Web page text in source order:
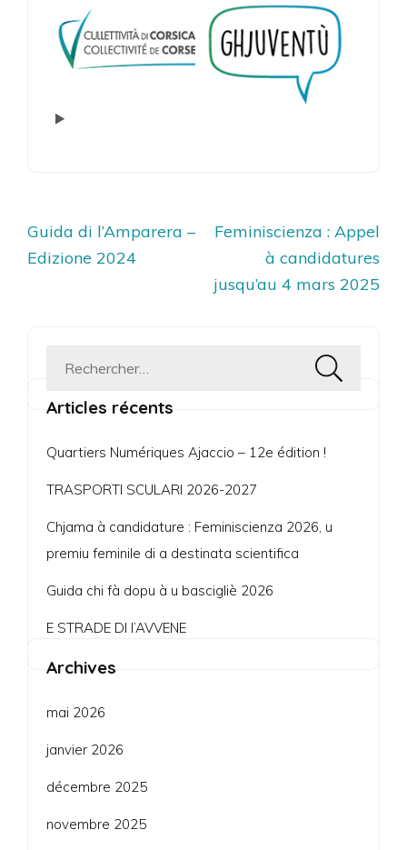
Navigation
de
Guida di l’Amparera –
Edizione 2024
Feminiscienza : Appel
à candidatures
jusqu’au 4 mars 2025
Rechercher :
Articles récents
Quartiers Numériques Ajaccio – 12e édition !
TRASPORTI SCULARI 2026-2027
Chjama à candidature : Feminiscienza 2026, u
premiu feminile di a destinata scientifica
Guida chi fà dopu à u bascigliè 2026
E STRADE DI l’AVVENE
Archives
mai 2026
janvier 2026
décembre 2025
novembre 2025